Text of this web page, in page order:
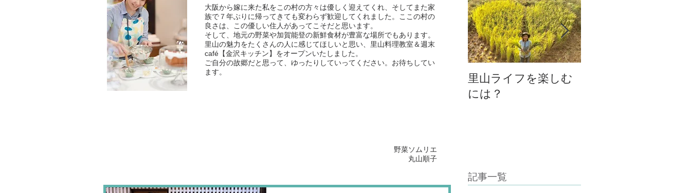
大阪から嫁に来た私をこの村の方々は優しく迎えてくれ、そしてまた家
族で７年ぶりに帰ってきても変わらず歓迎してくれました。ここの村の
良さは、この優しい住人があってこそだと思います。
そして、地元の野菜や加賀能登の新鮮食材が豊富な場所でもあります。
里山の魅力をたくさんの人に感じてほしいと思い、里山料理教室＆週末
café【金沢キッチン】をオープンいたしました。
ご自分の故郷だと思って、ゆったりしていってください。お待ちしてい
ます。
野菜ソムリエ
丸山順子
里山ライフを楽しむ
には？
記事一覧